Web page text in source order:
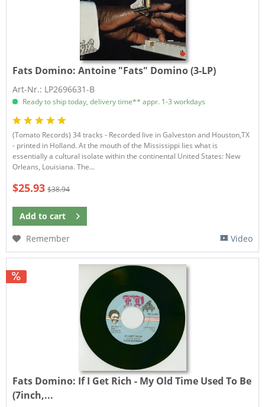
Fats Domino: Antoine "Fats" Domino (3-LP)
Art-Nr.: LP2696631-B
Ready to ship today, delivery time** appr. 1-3 workdays
(Tomato Records) 34 tracks - Recorded live in Galveston and Houston,TX
- printed in Holland. At the mouth of the Mississippi lies what is
essentially a cultural isolate within the continental United States: New
Orleans, Louisiana. The...
$25.93 $38.94
Add to cart
Remember
Video
Fats Domino: If I Get Rich - My Old Time Used To Be
(7inch,...